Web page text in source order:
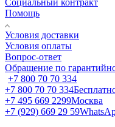
Помощь
Условия доставки
Условия оплаты
Вопрос-ответ
Обращение по
+7 800 70 70 334
+7 800 70 70 334
+7 495 669 2299Москва
+7 (929) 669 29 59